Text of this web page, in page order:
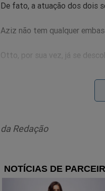
De fato, a atuação dos dois
Aziz não tem qualquer
Otto, por sua vez, já se
da Redação